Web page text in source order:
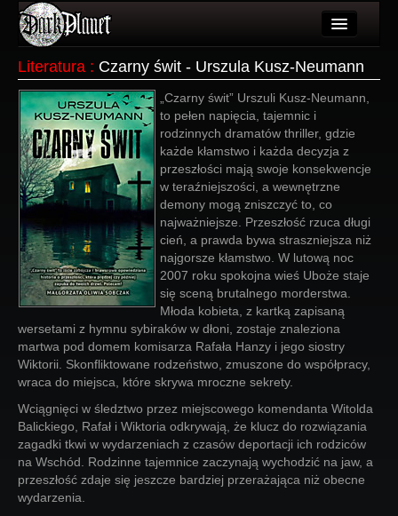
Użytkownicy
Wydarzenia
Galeria
Forum
Więcej
Login
Literatura : Czarny świt - Urszula Kusz-Neumann
„Czarny świt” Urszuli Kusz-Neumann,
to pełen napięcia, tajemnic i
rodzinnych dramatów thriller, gdzie
każde kłamstwo i każda decyzja z
przeszłości mają swoje konsekwencje
w teraźniejszości, a wewnętrzne
demony mogą zniszczyć to, co
najważniejsze. Przeszłość rzuca długi
cień, a prawda bywa straszniejsza niż
najgorsze kłamstwo. W lutową noc
2007 roku spokojna wieś Uboże staje
się sceną brutalnego morderstwa.
Młoda kobieta, z kartką zapisaną
wersetami z hymnu sybiraków w dłoni, zostaje znaleziona
martwa pod domem komisarza Rafała Hanzy i jego siostry
Wiktorii. Skonfliktowane rodzeństwo, zmuszone do współpracy,
wraca do miejsca, które skrywa mroczne sekrety.
Wciągnięci w śledztwo przez miejscowego komendanta Witolda
Balickiego, Rafał i Wiktoria odkrywają, że klucz do rozwiązania
zagadki tkwi w wydarzeniach z czasów deportacji ich rodziców
na Wschód. Rodzinne tajemnice zaczynają wychodzić na jaw, a
przeszłość zdaje się jeszcze bardziej przerażająca niż obecne
wydarzenia.